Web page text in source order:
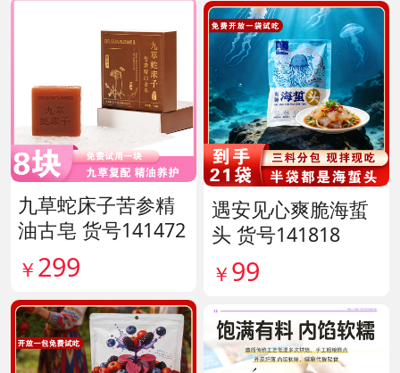
九草蛇床子苦参精
油古皂 货号141472
￥ 299
遇安见心爽脆海蜇
头 货号141818
￥ 99